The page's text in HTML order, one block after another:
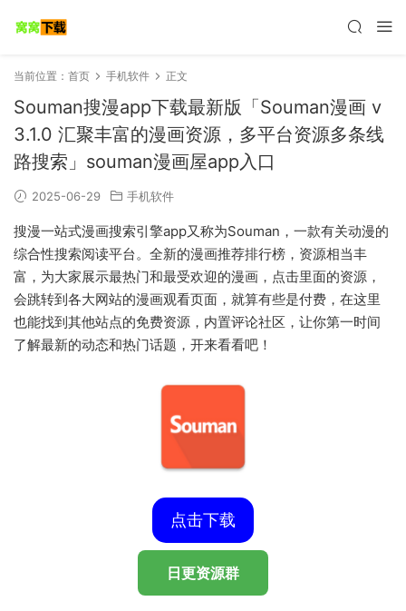
当前位置： 首页 手机软件 正文
Souman搜漫app下载最新版「Souman漫画 v
3.1.0 汇聚丰富的漫画资源，多平台资源多条线
路搜索」souman漫画屋app入口
2025-06-29 手机软件
搜漫一站式漫画搜索引擎app又称为Souman，一款有关动漫的
综合性搜索阅读平台。全新的漫画推荐排行榜，资源相当丰
富，为大家展示最热门和最受欢迎的漫画，点击里面的资源，
会跳转到各大网站的漫画观看页面，就算有些是付费，在这里
也能找到其他站点的免费资源，内置评论社区，让你第一时间
了解最新的动态和热门话题，开来看看吧！
点击下载
日更资源群